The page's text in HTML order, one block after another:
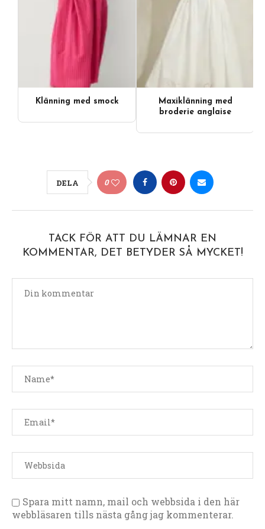
Klänning med smock
Maxiklänning med
broderie anglaise
DELA 0
TACK FÖR ATT DU LÄMNAR EN
KOMMENTAR, DET BETYDER SÅ MYCKET!
Spara mitt namn, mail och webbsida i den här
webbläsaren tills nästa gång jag kommenterar.